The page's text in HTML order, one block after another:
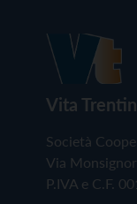
Vita
Società
Via
P.IVA e C.F.